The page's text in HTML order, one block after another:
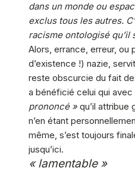
dans un monde ou
exclus tous les autres.
racisme ontologisé qu’il
Alors, errance, erreur, ou
d’existence !) nazie,
reste obscurcie du fait
a bénéficié celui qui avec
prononcé » qu’il attribue
n’en étant
même, s’est toujours
jusqu’ici.
« lamentable »